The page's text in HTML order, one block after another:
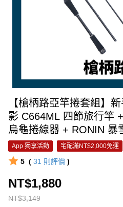
【槍柄路亞竿捲套組】
影 C664ML 四節旅行竿
烏龜捲線器 + RONIN 暴
100米 #1.5 M00119
App 獨享活動 宅配滿NT$2,000免運
5 ( 31 則評價 )
NT$3,149
NT$1,880